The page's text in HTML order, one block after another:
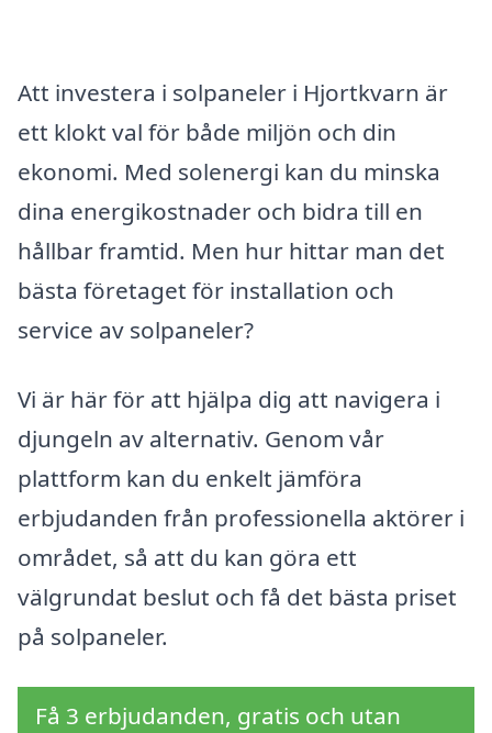
Att investera i solpaneler i Hjortkvarn är
ett klokt val för både miljön och din
ekonomi. Med solenergi kan du minska
dina energikostnader och bidra till en
hållbar framtid. Men hur hittar man det
bästa företaget för installation och
service av solpaneler?
Vi är här för att hjälpa dig att navigera i
djungeln av alternativ. Genom vår
plattform kan du enkelt jämföra
erbjudanden från professionella aktörer i
området, så att du kan göra ett
välgrundat beslut och få det bästa priset
på solpaneler.
Få 3 erbjudanden, gratis och utan